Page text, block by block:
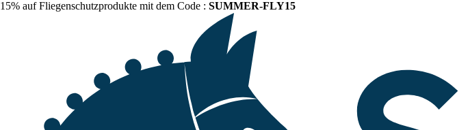
15% auf Fliegenschutzprodukte mit dem Code : SUMMER-FLY15